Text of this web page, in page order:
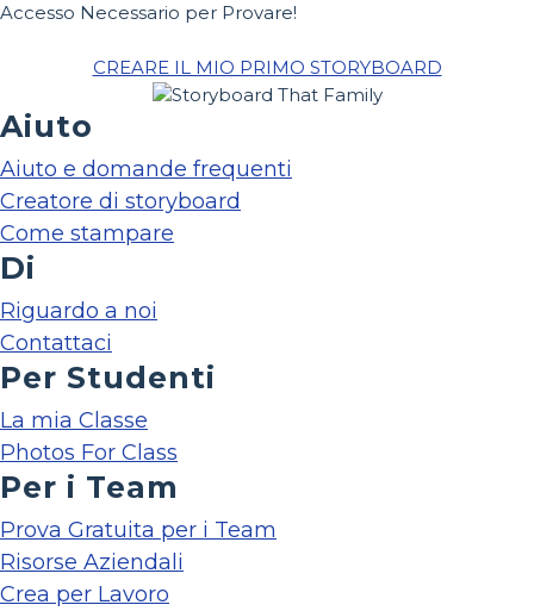
Accesso Necessario per Provare!
CREARE IL MIO PRIMO STORYBOARD
Aiuto
Aiuto e domande frequenti
Creatore di storyboard
Come stampare
Di
Riguardo a noi
Contattaci
Per Studenti
La mia Classe
Photos For Class
Per i Team
Prova Gratuita per i Team
Risorse Aziendali
Crea per Lavoro